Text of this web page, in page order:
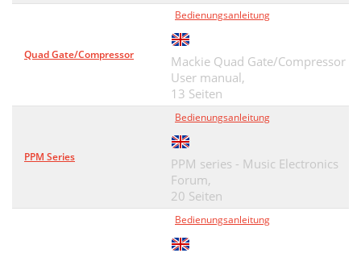
Quad Gate/Compressor
Bedienungsanleitung
Mackie Quad Gate/Compressor
User manual,
13 Seiten
PPM Series
Bedienungsanleitung
PPM series - Music Electronics
Forum,
20 Seiten
Bedienungsanleitung